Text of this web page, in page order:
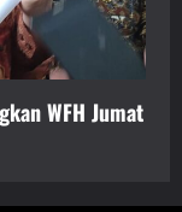
WFH Jumat